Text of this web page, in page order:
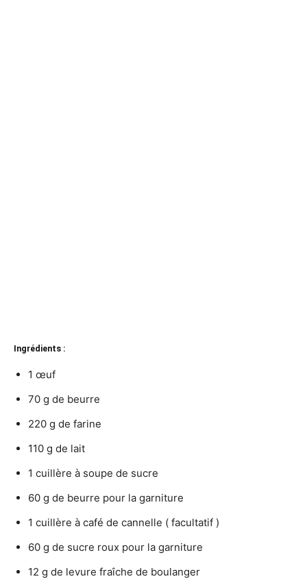
Ingrédients :
1 œuf
70 g de beurre
220 g de farine
110 g de lait
1 cuillère à soupe de sucre
60 g de beurre pour la garniture
1 cuillère à café de cannelle ( facultatif )
60 g de sucre roux pour la garniture
12 g de levure fraîche de boulanger